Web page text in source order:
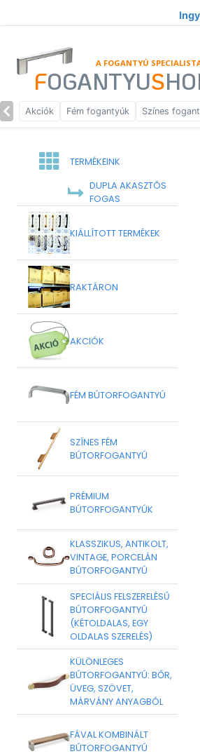
A FOGANTYÚ
FOGANTYUS
Akciók Fém fogantyúk Színes
TERMÉKEINK
DUPLA AKASZTÓS
FOGAS
KIÁLLÍTOTT TERMÉKEK
RAKTÁRON
AKCIÓK
FÉM BÚTORFOGANTYÚ
SZÍNES FÉM
BÚTORFOGANTYÚ
PRÉMIUM
BÚTORFOGANTYÚK
KLASSZIKUS, ANTIKOLT,
VINTAGE, PORCELÁN
BÚTORFOGANTYÚ
SPECIÁLIS FELSZERELÉSŰ
BÚTORFOGANTYÚ
(KÉTOLDALAS, EGY
OLDALAS SZERELÉS)
KÜLÖNLEGES
BÚTORFOGANTYÚ: BŐR,
ÜVEG, SZÖVET,
MÁRVÁNY ANYAGBÓL
FÁVAL KOMBINÁLT
BÚTORFOGANTYÚ